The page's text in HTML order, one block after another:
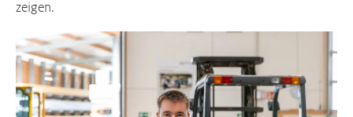
zeigen.